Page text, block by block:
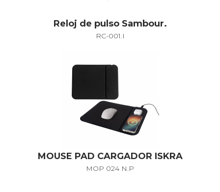
Reloj de pulso Sambour.
RC-001.I
MOUSE PAD CARGADOR ISKRA
MOP 024 N.P